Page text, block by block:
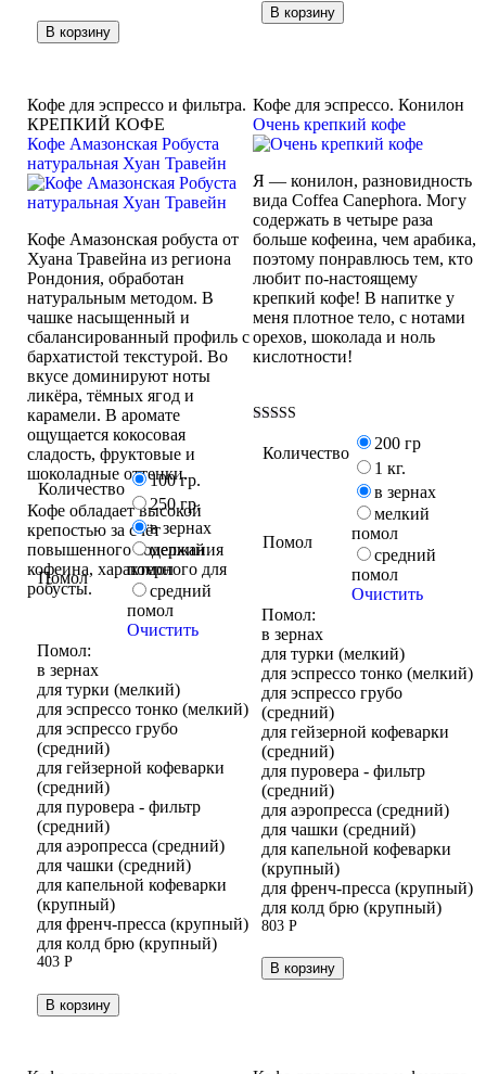
В корзину
В корзину
Кофе для эспрессо. Конилон
Очень крепкий кофе
Я — конилон, разновидность
вида Coffea Canephora. Могу
содержать в четыре раза
больше кофеина, чем арабика,
поэтому понравлюсь тем, кто
любит по-настоящему
крепкий кофе! В напитке у
меня плотное тело, с нотами
орехов, шоколада и ноль
кислотности!
4.00
из 5
Количество
200 гр
1 кг.
Помол
в зернах
мелкий
помол
средний
помол
Очистить
Помол:
в зернах
для турки (мелкий)
для эспрессо тонко (мелкий)
для эспрессо грубо
(средний)
для гейзерной кофеварки
(средний)
для пуровера - фильтр
(средний)
для аэропресса (средний)
для чашки (средний)
для капельной кофеварки
(крупный)
для френч-пресса (крупный)
для колд брю (крупный)
803 Р
В корзину
Кофе для эспрессо и фильтра.
КРЕПКИЙ КОФЕ
Кофе Амазонская Робуста
натуральная Хуан Травейн
Кофе Амазонская робуста от
Хуана Травейна из региона
Рондония, обработан
натуральным методом. В
чашке насыщенный и
сбалансированный профиль с
бархатистой текстурой. Во
вкусе доминируют ноты
ликёра, тёмных ягод и
карамели. В аромате
ощущается кокосовая
сладость, фруктовые и
шоколадные оттенки.
Кофе обладает высокой
крепостью за счёт
повышенного содержания
кофеина, характерного для
робусты.
Количество
100 гр.
250 гр.
Помол
в зернах
мелкий
помол
средний
помол
Очистить
Помол:
в зернах
для турки (мелкий)
для эспрессо тонко (мелкий)
для эспрессо грубо
(средний)
для гейзерной кофеварки
(средний)
для пуровера - фильтр
(средний)
для аэропресса (средний)
для чашки (средний)
для капельной кофеварки
(крупный)
для френч-пресса (крупный)
для колд брю (крупный)
403 Р
В корзину